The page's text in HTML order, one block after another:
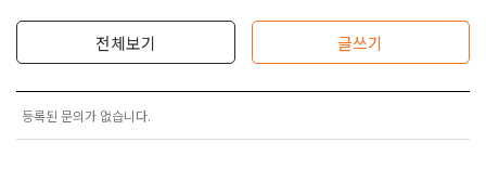
전체보기 글쓰기
등록된 문의가 없습니다.